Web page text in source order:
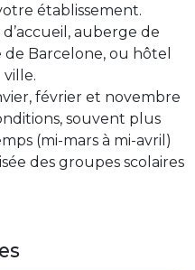
établissement.
auberge de
Barcelone, ou hôtel
février et novembre
souvent plus
(mi-mars à mi-avril)
des groupes scolaires